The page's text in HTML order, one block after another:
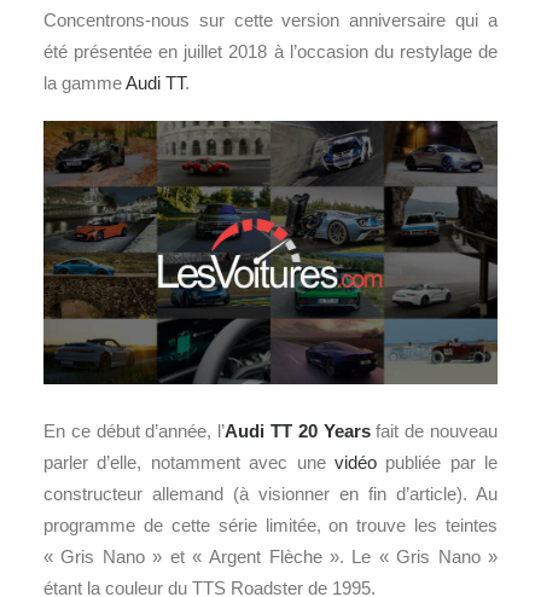
Concentrons-nous sur cette version anniversaire qui a
été présentée en juillet 2018 à l’occasion du restylage de
la gammeAudi TT.
En ce début d’année, l’Audi TT 20 Yearsfait de nouveau
parler d’elle, notamment avec une vidéopubliée par le
constructeur allemand (à visionner en fin d’article). Au
programme de cette série limitée, on trouve les teintes
« Gris Nano » et « Argent Flèche ». Le « Gris Nano »
étant la couleur du TTS Roadster de 1995.